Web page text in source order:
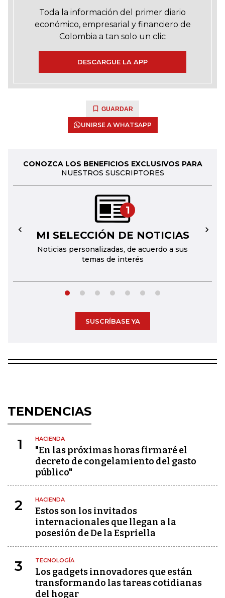
Toda la información del primer diario
económico, empresarial y financiero de
Colombia a tan solo un clic
DESCARGUE LA APP
GUARDAR
UNIRSE A WHATSAPP
CONOZCA LOS BENEFICIOS EXCLUSIVOS PARA
NUESTROS SUSCRIPTORES
1
MI SELECCIÓN DE NOTICIAS
Noticias personalizadas, de acuerdo a sus
temas de interés
← →
SUSCRÍBASE YA
TENDENCIAS
1 HACIENDA
"En las próximas horas firmaré el
decreto de congelamiento del gasto
público"
2 HACIENDA
Estos son los invitados
internacionales que llegan a la
posesión de De la Espriella
3 TECNOLOGÍA
Los gadgets innovadores que están
transformando las tareas cotidianas
del hogar